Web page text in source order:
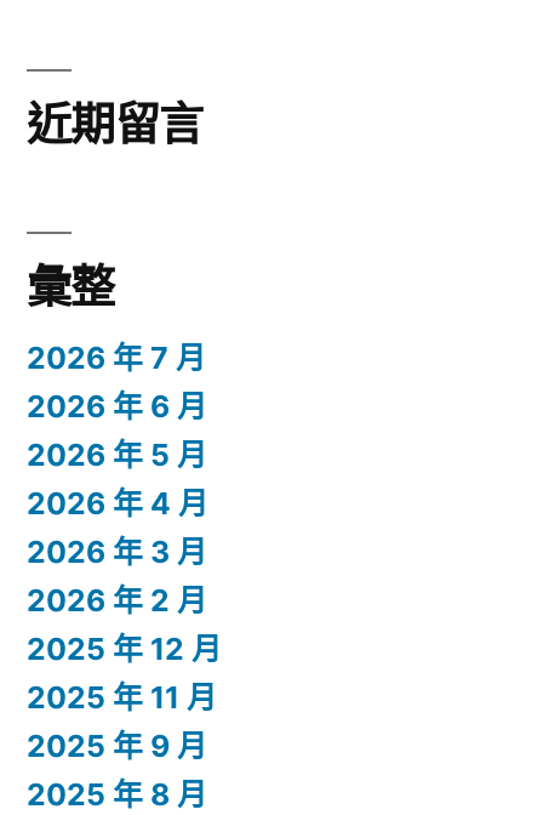
近期留言
彙整
2026 年 7 月
2026 年 6 月
2026 年 5 月
2026 年 4 月
2026 年 3 月
2026 年 2 月
2025 年 12 月
2025 年 11 月
2025 年 9 月
2025 年 8 月